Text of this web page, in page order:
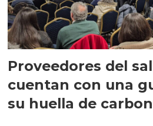
Proveedores del
cuentan con una
su huella de